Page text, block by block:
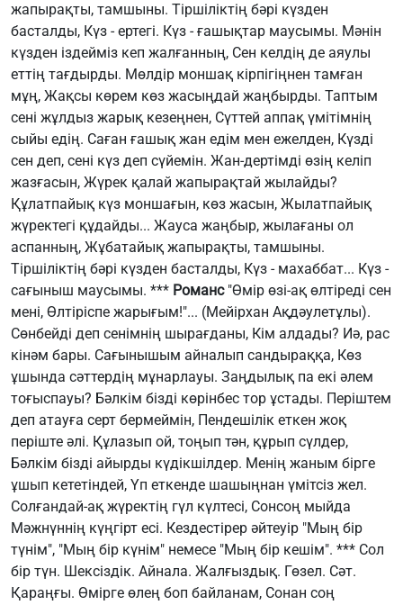
жапырақты, тамшыны. Тіршіліктің бәрі күзден
басталды, Күз - ертегі. Күз - ғашықтар маусымы. Мәнін
күзден іздейміз кеп жалғанның, Сен келдің де аяулы
еттің тағдырды. Мөлдір моншақ кірпігіңнен тамған
мұң, Жақсы көрем көз жасыңдай жаңбырды. Таптым
сені жұлдыз жарық кезеңнен, Сүттей аппақ үмітімнің
сыйы едің. Саған ғашық жан едім мен ежелден, Күзді
сен деп, сені күз деп сүйемін. Жан-дертімді өзің келіп
жазғасын, Жүрек қалай жапырақтай жылайды?
Құлатпайық күз моншағын, көз жасын, Жылатпайық
жүректегі құдайды... Жауса жаңбыр, жылағаны ол
аспанның, Жұбатайық жапырақты, тамшыны.
Тіршіліктің бәрі күзден басталды, Күз - махаббат... Күз -
сағыныш маусымы. *** Романс"Өмір өзі-ақ өлтіреді сен
мені, Өлтіріспе жарығым!"... (Мейірхан Ақдәулетұлы).
Сөнбейді деп сенімнің шырағданы, Кім алдады? Иә, рас
кінәм бары. Сағынышым айналып сандыраққа, Көз
ұшында сәттердің мұнарлауы. Заңдылық па екі әлем
тоғыспауы? Бәлкім бізді көрінбес тор ұстады. Періштем
деп атауға серт бермеймін, Пендешілік еткен жоқ
періште әлі. Құлазып ой, тоңып тән, құрып сүлдер,
Бәлкім бізді айырды күдікшілдер. Менің жаным бірге
ұшып кететіндей, Үп еткенде шашыңнан үмітсіз жел.
Солғандай-ақ жүректің гүл күлтесі, Сонсоң мыйда
Мәжнүннің күңгірт есі. Кездестірер әйтеуір "Мың бір
түнім", "Мың бір күнім" немесе "Мың бір кешім". *** Сол
бір түн. Шексіздік. Айнала. Жалғыздық. Гөзел. Сәт.
Қараңғы. Өмірге өлең боп байланам, Сонан соң